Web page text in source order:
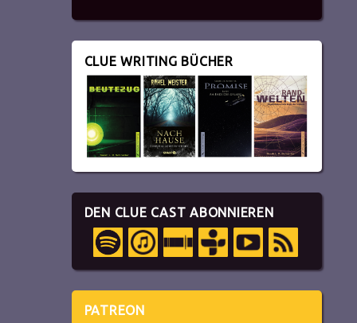
CLUE WRITING BÜCHER
DEN CLUE CAST ABONNIEREN
PATREON